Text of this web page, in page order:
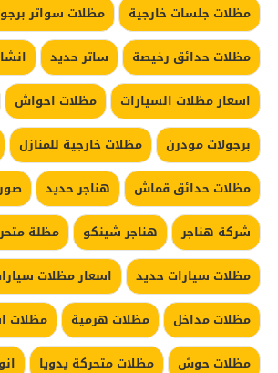
مظلات جلسات خارجية
مظلات سواتر
مظلات حدائق رخيصة
ساتر حديد
اسعار مظلات السيارات
مظلات احواش
برجولات مودرن
مظلات خارجية للمنازل
مظلات حدائق قماش
هناجر حديد
شركة هناجر
هناجر شينكو مظلة
مظلات سيارات حديد
اسعار مظلات
مظلات مداخل
مظلات هرمية
مظلات
مظلات حوش
مظلات متحركة يدويا